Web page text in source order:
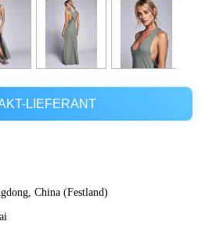
LIEFERANT
China (Festland)